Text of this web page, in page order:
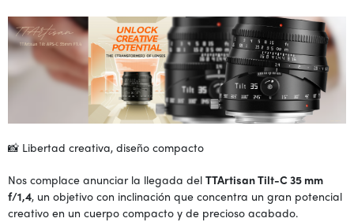
📸 Libertad creativa, diseño compacto
Nos complace anunciar la llegada del TTArtisan Tilt-C 35 mm
f/1,4, un objetivo con inclinación que concentra un gran potencial
creativo en un cuerpo compacto y de precioso acabado.